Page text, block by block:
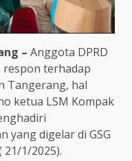
– Anggota DPRD
terhadap
Tangerang, hal
ketua LSM Kompak
yang digelar di GSG
21/1/2025).